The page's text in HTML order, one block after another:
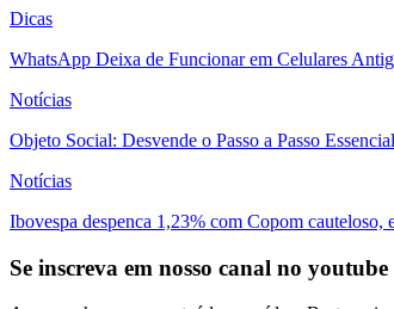
Dicas
WhatsApp Deixa de Funcionar em Celulares
Notícias
Objeto Social: Desvende o Passo a Passo
Notícias
Ibovespa despenca 1,23% com Copom
Se inscreva em nosso canal no youtube